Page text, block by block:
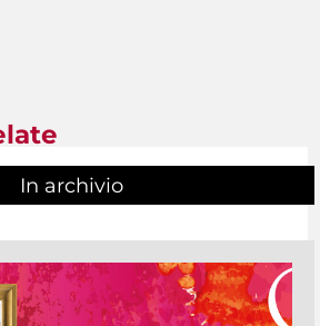
In archivio